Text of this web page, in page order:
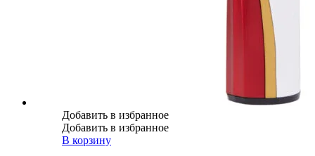
Добавить в избранное
Добавить в избранное
В корзину